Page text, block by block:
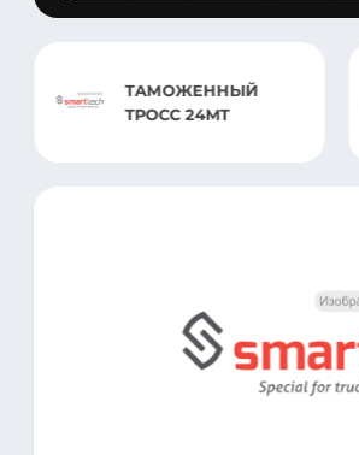
ТАМОЖЕННЫЙ
ТРОСС 24MT